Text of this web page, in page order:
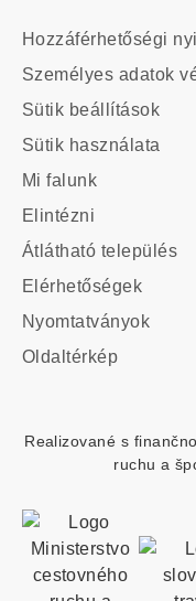
Main
navigation
Mi falunk
Elintézni
Átlátható település
Elérhetőségek
Footer
custom
Nyomtatványok
Oldaltérkép
Footer
-
Hozzáférhetőségi
Személyes adatok
Sütik beállítások
Sütik használata
Realizované s
ruchu a